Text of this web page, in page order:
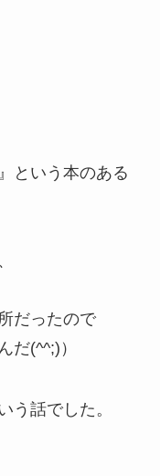
という本のある
だったので
だ(^^;)）
う話でした。